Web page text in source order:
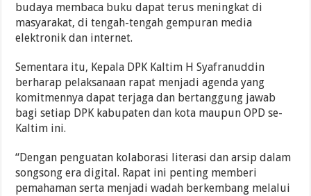
budaya membaca buku dapat terus meningkat di
masyarakat, di tengah-tengah gempuran media
elektronik dan internet.
Sementara itu, Kepala DPK Kaltim H Syafranuddin
berharap pelaksanaan rapat menjadi agenda yang
komitmennya dapat terjaga dan bertanggung jawab
bagi setiap DPK kabupaten dan kota maupun OPD se-
Kaltim ini.
“Dengan penguatan kolaborasi literasi dan arsip dalam
songsong era digital. Rapat ini penting memberi
pemahaman serta menjadi wadah berkembang melalui